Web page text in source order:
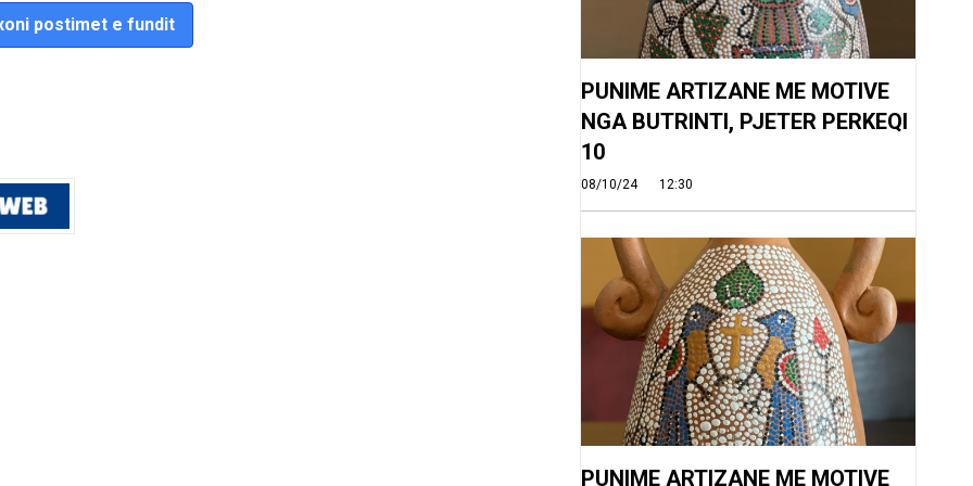
postimet e fundit
PUNIME ARTIZANE ME MOTIVE
NGA BUTRINTI, PJETER PERKEQI
10
08/10/24 12:30
PUNIME ARTIZANE ME MOTIVE